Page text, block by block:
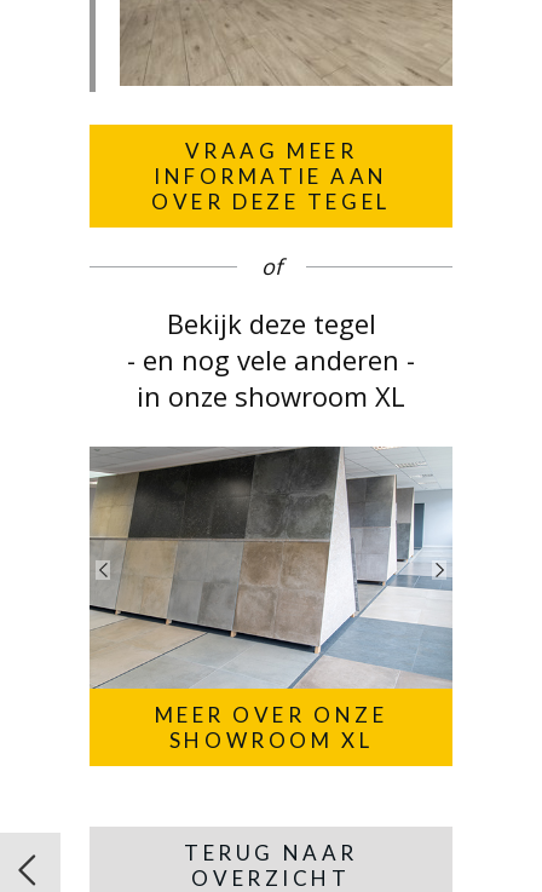
VRAAG MEER
INFORMATIE AAN
OVER DEZE TEGEL
of
Bekijk deze tegel
- en nog vele anderen -
in onze showroom XL
MEER OVER ONZE
SHOWROOM XL
TERUG NAAR
OVERZICHT